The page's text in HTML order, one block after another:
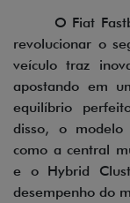
O Fiat
revolucionar o
veículo traz
apostando em
equilíbrio
disso, o modelo
como a central
e o Hybrid
desempenho do